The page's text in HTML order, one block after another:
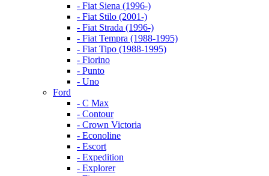
- Fiat Siena (1996-)
- Fiat Stilo (2001-)
- Fiat Strada (1996-)
- Fiat Tempra (1988-1995)
- Fiat Tipo (1988-1995)
- Fiorino
- Punto
- Uno
Ford
- C Max
- Contour
- Crown Victoria
- Econoline
- Escort
- Expedition
- Explorer